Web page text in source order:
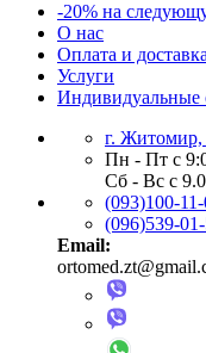
-20% на
О нас
Оплата и доставка
Услуги
Индивидуальные
г. Житомир,
Пн - Пт с
Сб - Вс с
(093)100-
(096)539-
Email: